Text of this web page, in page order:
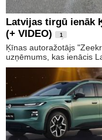
Latvijas tirgū ienāk
(+ VIDEO)
1
Ķīnas autoražotājs
uzņēmums, kas ienācis